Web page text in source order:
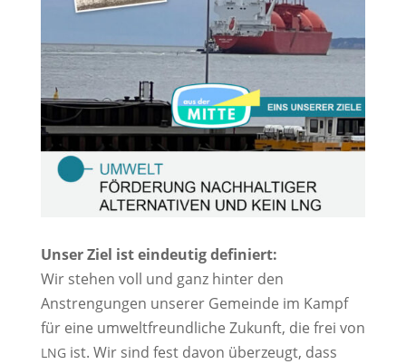
Unser Ziel ist eindeutig definiert:
Wir stehen voll und ganz hinter den
Anstrengungen unserer Gemeinde im Kampf
LNG ist. Wir sind fest davon überzeugt, dass